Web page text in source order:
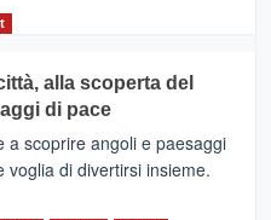
alla scoperta del
di pace
a scoprire angoli e paesaggi
di divertirsi insieme.